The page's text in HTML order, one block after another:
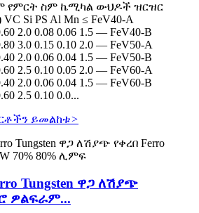
የምርት ስም ኬሚካል ውህዶች ዝርዝር
Si PS Al Mn ≤ FeV40-A
2.0 0.08 0.06 1.5 — FeV40-B
3.0 0.15 0.10 2.0 — FeV50-A
2.0 0.06 0.04 1.5 — FeV50-B
2.5 0.10 0.05 2.0 — FeV60-A
2.0 0.06 0.04 1.5 — FeV60-B
2.5 0.10 0.0...
ይመልከቱ>
Tungsten ዋጋ ለሽያጭ
ዎልፍራም...